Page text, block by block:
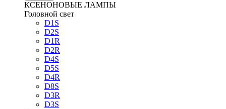
КСЕНОНОВЫЕ ЛАМПЫ
Головной свет
D1S
D2S
D1R
D2R
D4S
D5S
D4R
D8S
D3R
D3S